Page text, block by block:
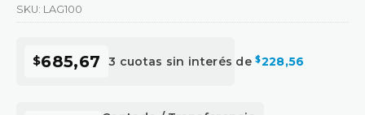
$685,67 3 cuotas sin interés de$228,56
SKU: LAG100